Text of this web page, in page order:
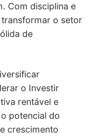
Com disciplina e
o setor
de
o Investir
rentável e
potencial do
crescimento